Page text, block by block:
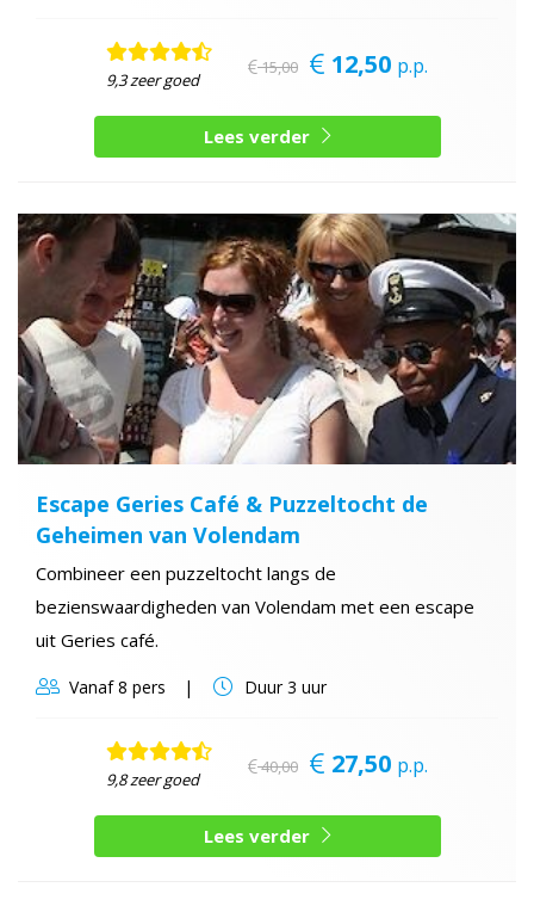
9,3 zeer goed
15,00 12,50 p.p.
Lees verder
Escape Geries Café & Puzzeltocht de
Geheimen van Volendam
Combineer een puzzeltocht langs de
bezienswaardigheden van Volendam met een escape
uit Geries café.
Vanaf8 pers Duur3 uur
9,8 zeer goed
40,00 27,50 p.p.
Lees verder